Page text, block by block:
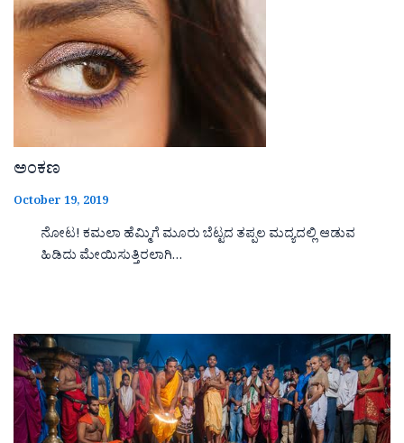
ಅಂಕಣ
October 19, 2019
ನೋಟ! ಕಮಲಾ ಹೆಮ್ಮಿಗೆ ಮೂರು ಬೆಟ್ಟದ ತಪ್ಪಲ ಮದ್ಯದಲ್ಲಿ ಆಡುವ
ಹಿಡಿದು ಮೇಯಿಸುತ್ತಿರಲಾಗಿ…